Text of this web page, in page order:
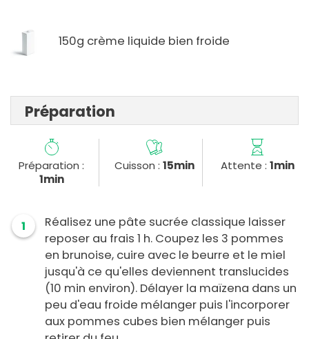
150g crème liquide bien froide
Préparation
Préparation :
1min
Cuisson : 15min Attente : 1min
1
Réalisez une pâte sucrée classique laisser
reposer au frais 1 h. Coupez les 3 pommes
en brunoise, cuire avec le beurre et le miel
jusqu'à ce qu'elles deviennent translucides
(10 min environ). Délayer la maïzena dans un
peu d'eau froide mélanger puis l'incorporer
aux pommes cubes bien mélanger puis